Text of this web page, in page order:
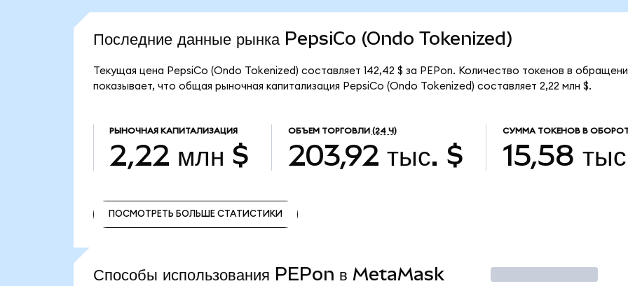
Последние данные рынка PepsiCo (Ondo Tokenized)
Текущая цена PepsiCo (Ondo Tokenized) составляет 142,42 $ за PEPon. Количество токенов в
показывает, что общая рыночная капитализация PepsiCo (Ondo Tokenized) составляет 2,22 млн $.
РЫНОЧНАЯ КАПИТАЛИЗАЦИЯ
2,22 млн $
ОБЪЕМ ТОРГОВЛИ (24 Ч)
203,92 тыс. $
СУММА ТОКЕНОВ В
15,58
ПОСМОТРЕТЬ БОЛЬШЕ СТАТИСТИКИ
Способы использования PEPon в MetaMask Торговать